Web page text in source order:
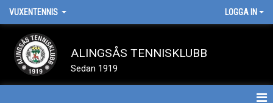
VUXENTENNIS LOGGA IN
ALINGSÅS TENNISKLUBB
Sedan 1919